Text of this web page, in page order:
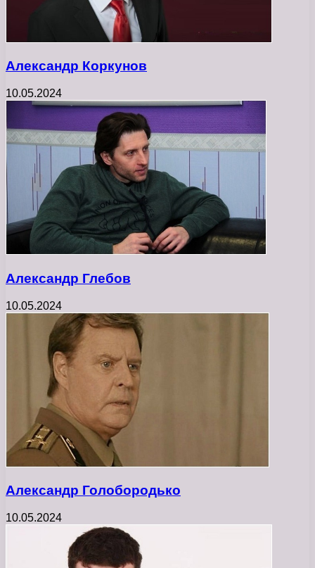
Александр Коркунов
10.05.2024
Александр Глебов
10.05.2024
Александр Голобородько
10.05.2024